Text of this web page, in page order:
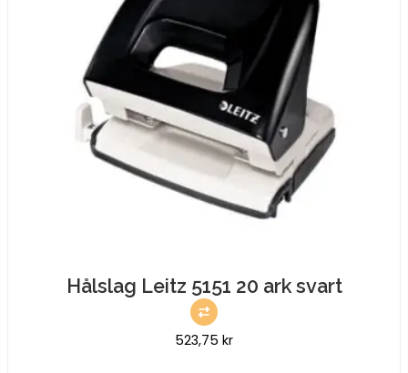
Hålslag Leitz 5151 20 ark svart
523,75 kr